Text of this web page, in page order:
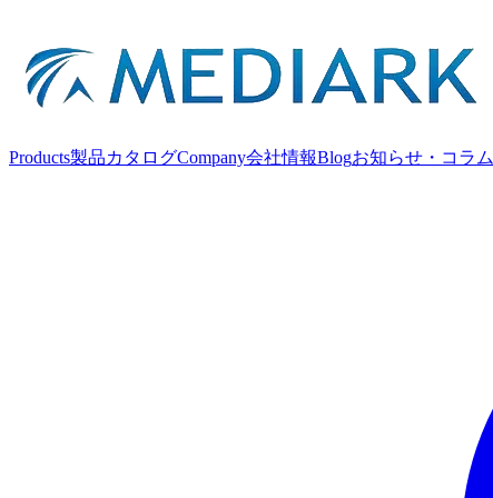
Products製品カタログCompany会社情報Blogお知らせ・コラム